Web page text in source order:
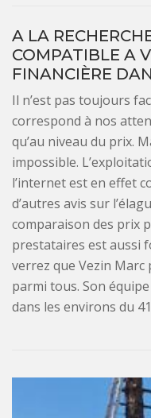
A LA
COMPATIBLE A
FINANCIÈRE
Il n’est pas toujours
correspond à nos
qu’au niveau du prix.
impossible.
l’internet est en effet
d’autres avis sur
comparaison des prix
prestataires est aussi
verrez que Vezin
parmi tous. Son
dans les environs du